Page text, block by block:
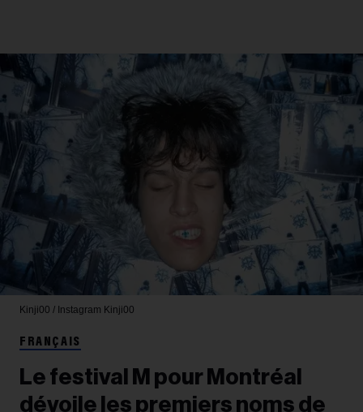
Kinji00 / Instagram Kinji00
FRANÇAIS
Le festival M pour Montréal
dévoile les premiers noms de